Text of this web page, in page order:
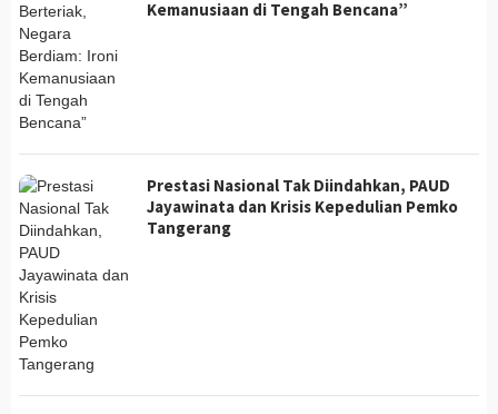
Kemanusiaan di Tengah Bencana”
Prestasi Nasional Tak Diindahkan, PAUD
Jayawinata dan Krisis Kepedulian Pemko
Tangerang